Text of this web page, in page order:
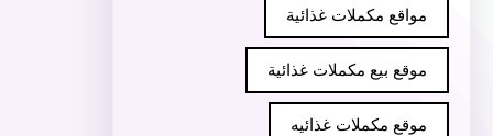
مواقع مكملات غذائية
موقع بيع مكملات غذائية
موقع مكملات غذائيه